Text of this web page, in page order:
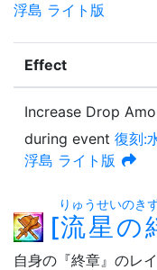
浮島 ライト版
Effect
Increase Drop
during event 復刻:
浮島 ライト版
[流星の
りゅうせいのき
自身の『終章』のレ